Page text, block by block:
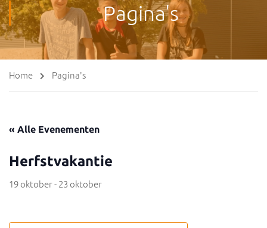
Pagina's
Home Pagina's
« Alle Evenementen
Herfstvakantie
19 oktober-23 oktober